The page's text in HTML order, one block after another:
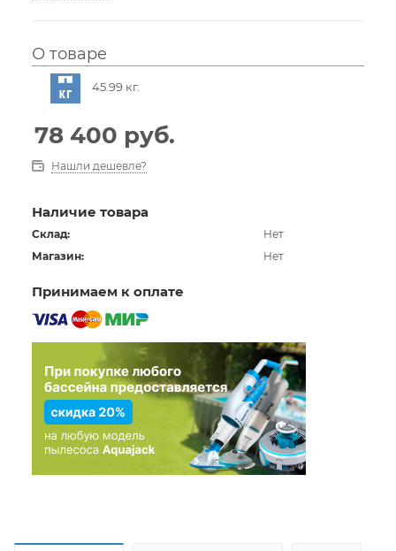
панели, размещенной на электрическом насосе. На
ЖК-дисплее наглядно отображаются рабочие
параметры.
С помощью таймера можно задавать удобное время
запуска программ. Модель 60023 BW можно
использовать как в помещении, так и на улице,
благодаря функции, предотвращающей замерзание
О товаре
45.99 кг.
78 400 руб.
Нашли дешевле?
Наличие товара
Склад:
Нет
Магазин:
Нет
Принимаем к оплате